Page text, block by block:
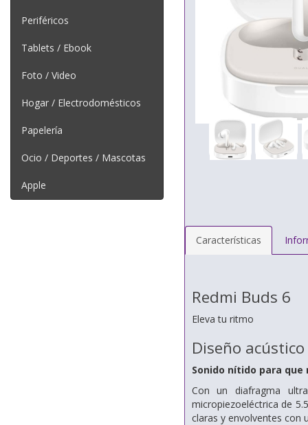
Periféricos
Tablets / Ebook
Foto / Video
Hogar / Electrodomésticos
Papelería
Ocio / Deportes / Mascotas
Apple
Características
Redmi Buds 6
Eleva tu ritmo
Diseño
Sonido nítido para
Con un diafragma
micropiezoeléctrica de
claras y envolventes con